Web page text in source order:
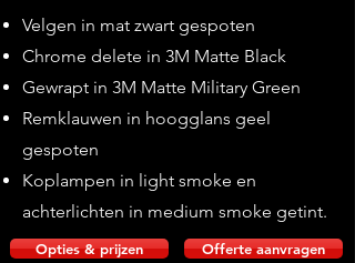
Velgen in mat zwart gespoten
Chrome delete in 3M Matte Black
Gewrapt in 3M Matte Military Green
Remklauwen in hoogglans geel
gespoten
Koplampen in light smoke en
achterlichten in medium smoke getint.
Opties & prijzen Offerte aanvragen